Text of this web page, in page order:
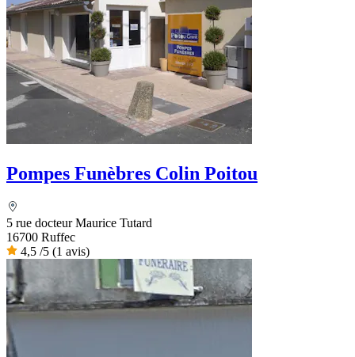
Pompes Funèbres Colin Poitou
5 rue docteur Maurice Tutard
16700 Ruffec
4,5 /5 (1 avis)